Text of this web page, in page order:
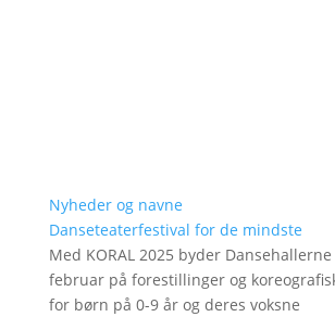
Nyheder og navne
Danseteaterfestival for de mindste
Med KORAL 2025 byder Dansehallerne
februar på forestillinger og
for børn på 0-9 år og deres voksne